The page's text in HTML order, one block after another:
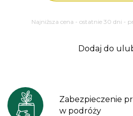
Najniższa cena - ostatnie 30 dni -
Dodaj do
Zabezpieczenie
w podróży